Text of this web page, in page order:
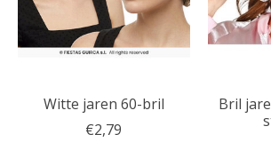
Witte jaren 60-bril
€2,79
Bril